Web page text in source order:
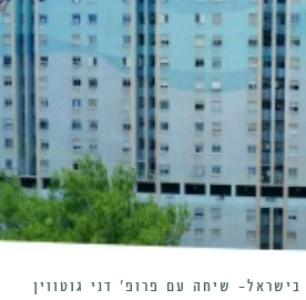
שיחה עם פרופ’ דני גוטווין